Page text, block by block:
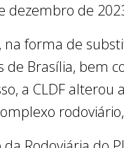
dezembro de
forma de
de Brasília, bem
a CLDF